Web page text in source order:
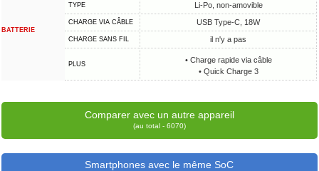
BATTERIE
TYPE Li-Po, non-amovible
CHARGE VIA CÂBLE USB Type-C, 18W
CHARGE SANS FIL il n'y a pas
PLUS
• Charge rapide via câble
• Quick Charge 3
Comparer avec un autre appareil
(au total - 6070)
Smartphones avec le même SoC